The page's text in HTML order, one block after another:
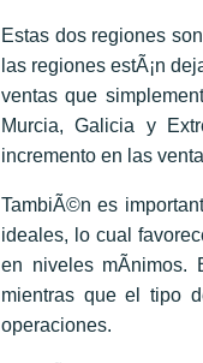
Estas dos regiones
las regiones estÃ¡n
ventas que
Murcia, Galicia y
incremento en las
TambiÃ©n es
ideales, lo cual
en niveles mÃ­nimos.
mientras que el tipo
operaciones.